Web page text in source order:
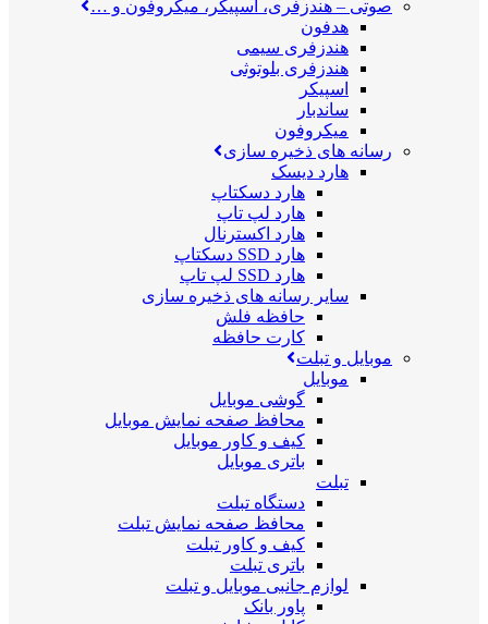
صوتی – هندزفری، اسپیکر، میکروفون و …
هدفون
هندزفری سیمی
هندزفری بلوتوثی
اسپیکر
ساندبار
میکروفون
رسانه های ذخیره سازی
هارد دیسک
هارد دسکتاپ
هارد لپ تاپ
هارد اکسترنال
هارد SSD دسکتاپ
هارد SSD لپ تاپ
سایر رسانه های ذخیره سازی
حافظه فلش
کارت حافظه
موبایل و تبلت
موبایل
گوشی موبایل
محافظ صفحه نمایش موبایل
کیف و کاور موبایل
باتری موبایل
تبلت
دستگاه تبلت
محافظ صفحه نمایش تبلت
کیف و کاور تبلت
باتری تبلت
لوازم جانبی موبایل و تبلت
پاور بانک